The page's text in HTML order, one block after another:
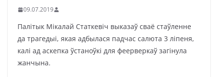
09.07.2019
Палітык Мікалай Статкевіч выказаў сваё стаўленне
да трагедыі, якая адбылася падчас салюта 3 ліпеня,
калі ад аскепка ўстаноўкі для феерверкаў загінула
жанчына.